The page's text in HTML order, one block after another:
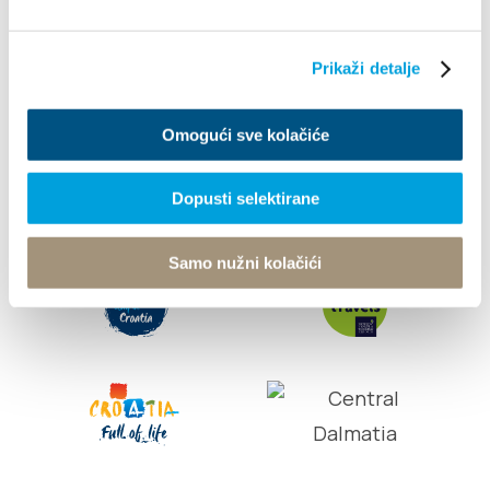
Prikaži detalje
Omogući sve kolačiće
Dopusti selektirane
Samo nužni kolačići
© TZ Kastela 2022 Cookie-szabályzat Developed by:Nove
Design by: